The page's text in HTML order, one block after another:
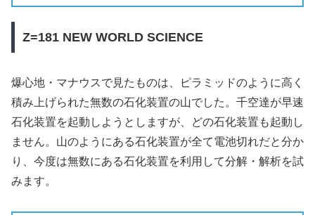
Z=181 NEW WORLD SCIENCE
爆心地・マナウスで見たものは、ピラミッドのように高く
積み上げられた無数の石化装置の山でした。千空達が早速
石化装置を起動しようとしますが、どの石化装置も起動し
ません。山のようにある石化装置が全て電池切れだと分か
り、今度は無数にある石化装置を利用して分解・解析を試
みます。